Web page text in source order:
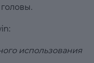
использования